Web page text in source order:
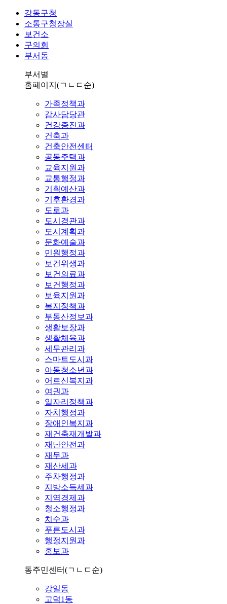
강동구청
소통구청장실
보건소
구의회
부서동
부서별
홈페이지 (ㄱㄴㄷ순)
가족정책과
감사담당관
건강증진과
건축과
건축안전센터
공동주택과
교육지원과
교통행정과
기획예산과
기후환경과
도로과
도시경관과
도시계획과
문화예술과
민원행정과
보건위생과
보건의료과
보건행정과
보육지원과
복지정책과
부동산정보과
생활보장과
생활체육과
세무관리과
스마트도시과
아동청소년과
어르신복지과
여권과
일자리정책과
자치행정과
장애인복지과
재건축재개발과
재난안전과
재무과
재산세과
주차행정과
지방소득세과
지역경제과
청소행정과
치수과
푸른도시과
행정지원과
홍보과
동주민센터(ㄱㄴㄷ순)
강일동
고덕1동